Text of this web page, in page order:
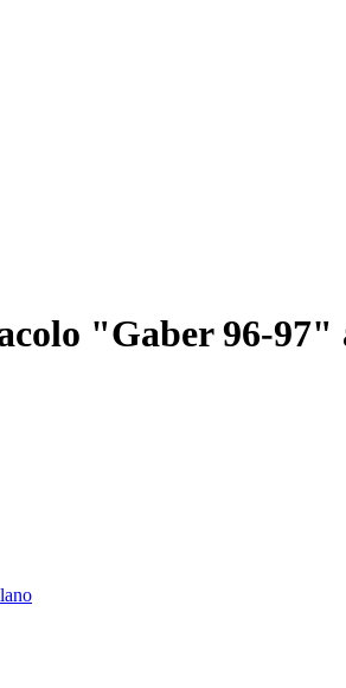
"Gaber 96-97"